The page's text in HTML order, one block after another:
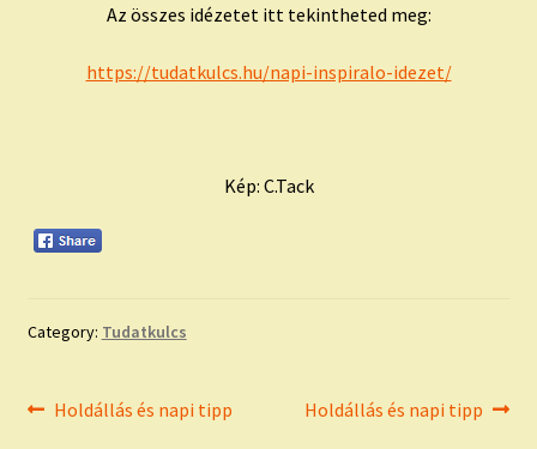
Az összes idézetet itt tekintheted meg:
https://tudatkulcs.hu/napi-inspiralo-idezet/
Kép: C.Tack
Category: Tudatkulcs
Bejegyzés
Previous
Holdállás és napi tipp
Next
Holdállás és napi tipp